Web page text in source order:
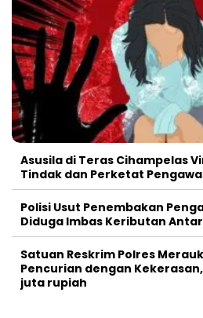
Asusila di Teras Cihampelas
Tindak dan Perketat
Polisi Usut Penembakan
Diduga Imbas Keributan
Satuan Reskrim Polres
Pencurian dengan
juta rupiah